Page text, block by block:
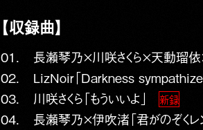
【収録曲】
01. 長瀬琴乃×川咲さくら×天動瑠依
02. LizNoir「Darkness sympathizer
03. 川咲さくら「もういいよ」 新録
04. 長瀬琴乃×伊吹渚「君がのぞくレ